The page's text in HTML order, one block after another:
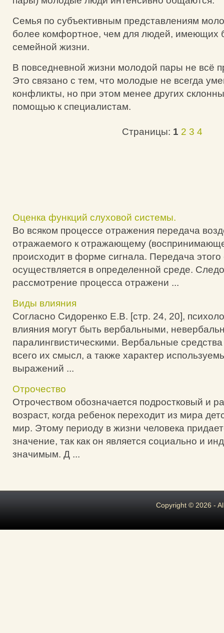
Семья по субъективным представлениям
более комфортное, чем для людей, имеющих
семейной жизни.
В повседневной жизни молодой пары не всё
Это связано с тем, что молодые не всегда
конфликты, но при этом менее других
помощью к специалистам.
Страницы: 1 2 3 4
Оценка функций слуховой системы.
Во всяком процессе отражения передача
отражаемого к отражающему
происходит в форме сигнала. Передача этого
осуществляется в определенной среде.
рассмотрение процесса отражени ...
Виды влияния
Согласно Сидоренко Е.В. [стр. 24, 20],
влияния могут быть вербальными,
паралингвистическими. Вербальные
всего их смысл, а также характер
выражений ...
Отрочество
Отрочеством обозначается подростковый и
возраст, когда ребенок переходит из мира
мир. Этому периоду в жизни человека
значение, так как он является социально и
значимым. Д ...
Copyright © 2026 -